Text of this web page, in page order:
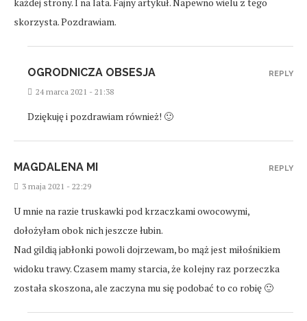
skorzysta. Pozdrawiam.
OGRODNICZA OBSESJA
24 marca 2021 - 21:38
Dziękuję i pozdrawiam również! 🙂
REPLY
MAGDALENA MI
3 maja 2021 - 22:29
U mnie na razie truskawki pod krzaczkami owocowymi,
dołożyłam obok nich jeszcze łubin.
Nad gildią jabłonki powoli dojrzewam, bo mąż jest miłośnikiem
widoku trawy. Czasem mamy starcia, że kolejny raz porzeczka
została skoszona, ale zaczyna mu się podobać to co robię 🙂
REPLY